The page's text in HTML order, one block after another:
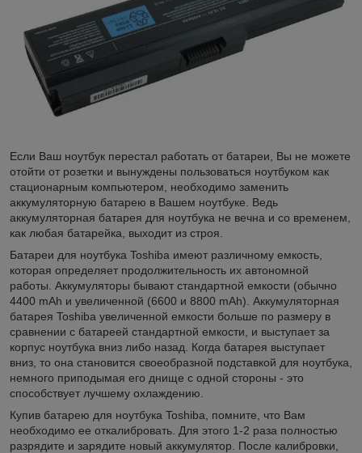
Если Ваш ноутбук перестал работать от батареи, Вы не можете
отойти от розетки и вынуждены пользоваться ноутбуком как
стационарным компьютером, необходимо заменить
аккумуляторную батарею в Вашем ноутбуке. Ведь
аккумуляторная батарея для ноутбука не вечна и со временем,
как любая батарейка, выходит из строя.
Батареи для ноутбука Toshiba имеют различному емкость,
которая определяет продолжительность их автономной
работы. Аккумуляторы бывают стандартной емкости (обычно
4400 mAh и увеличенной (6600 и 8800 mAh). Аккумуляторная
батарея Toshiba увеличенной емкости больше по размеру в
сравнении с батареей стандартной емкости, и выступает за
корпус ноутбука вниз либо назад. Когда батарея выступает
вниз, то она становится своеобразной подставкой для ноутбука,
немного приподымая его днище с одной стороны - это
способствует лучшему охлаждению.
Купив батарею для ноутбука Toshiba, помните, что Вам
необходимо ее откалибровать. Для этого 1-2 раза полностью
разрядите и зарядите новый аккумулятор. После калибровки,